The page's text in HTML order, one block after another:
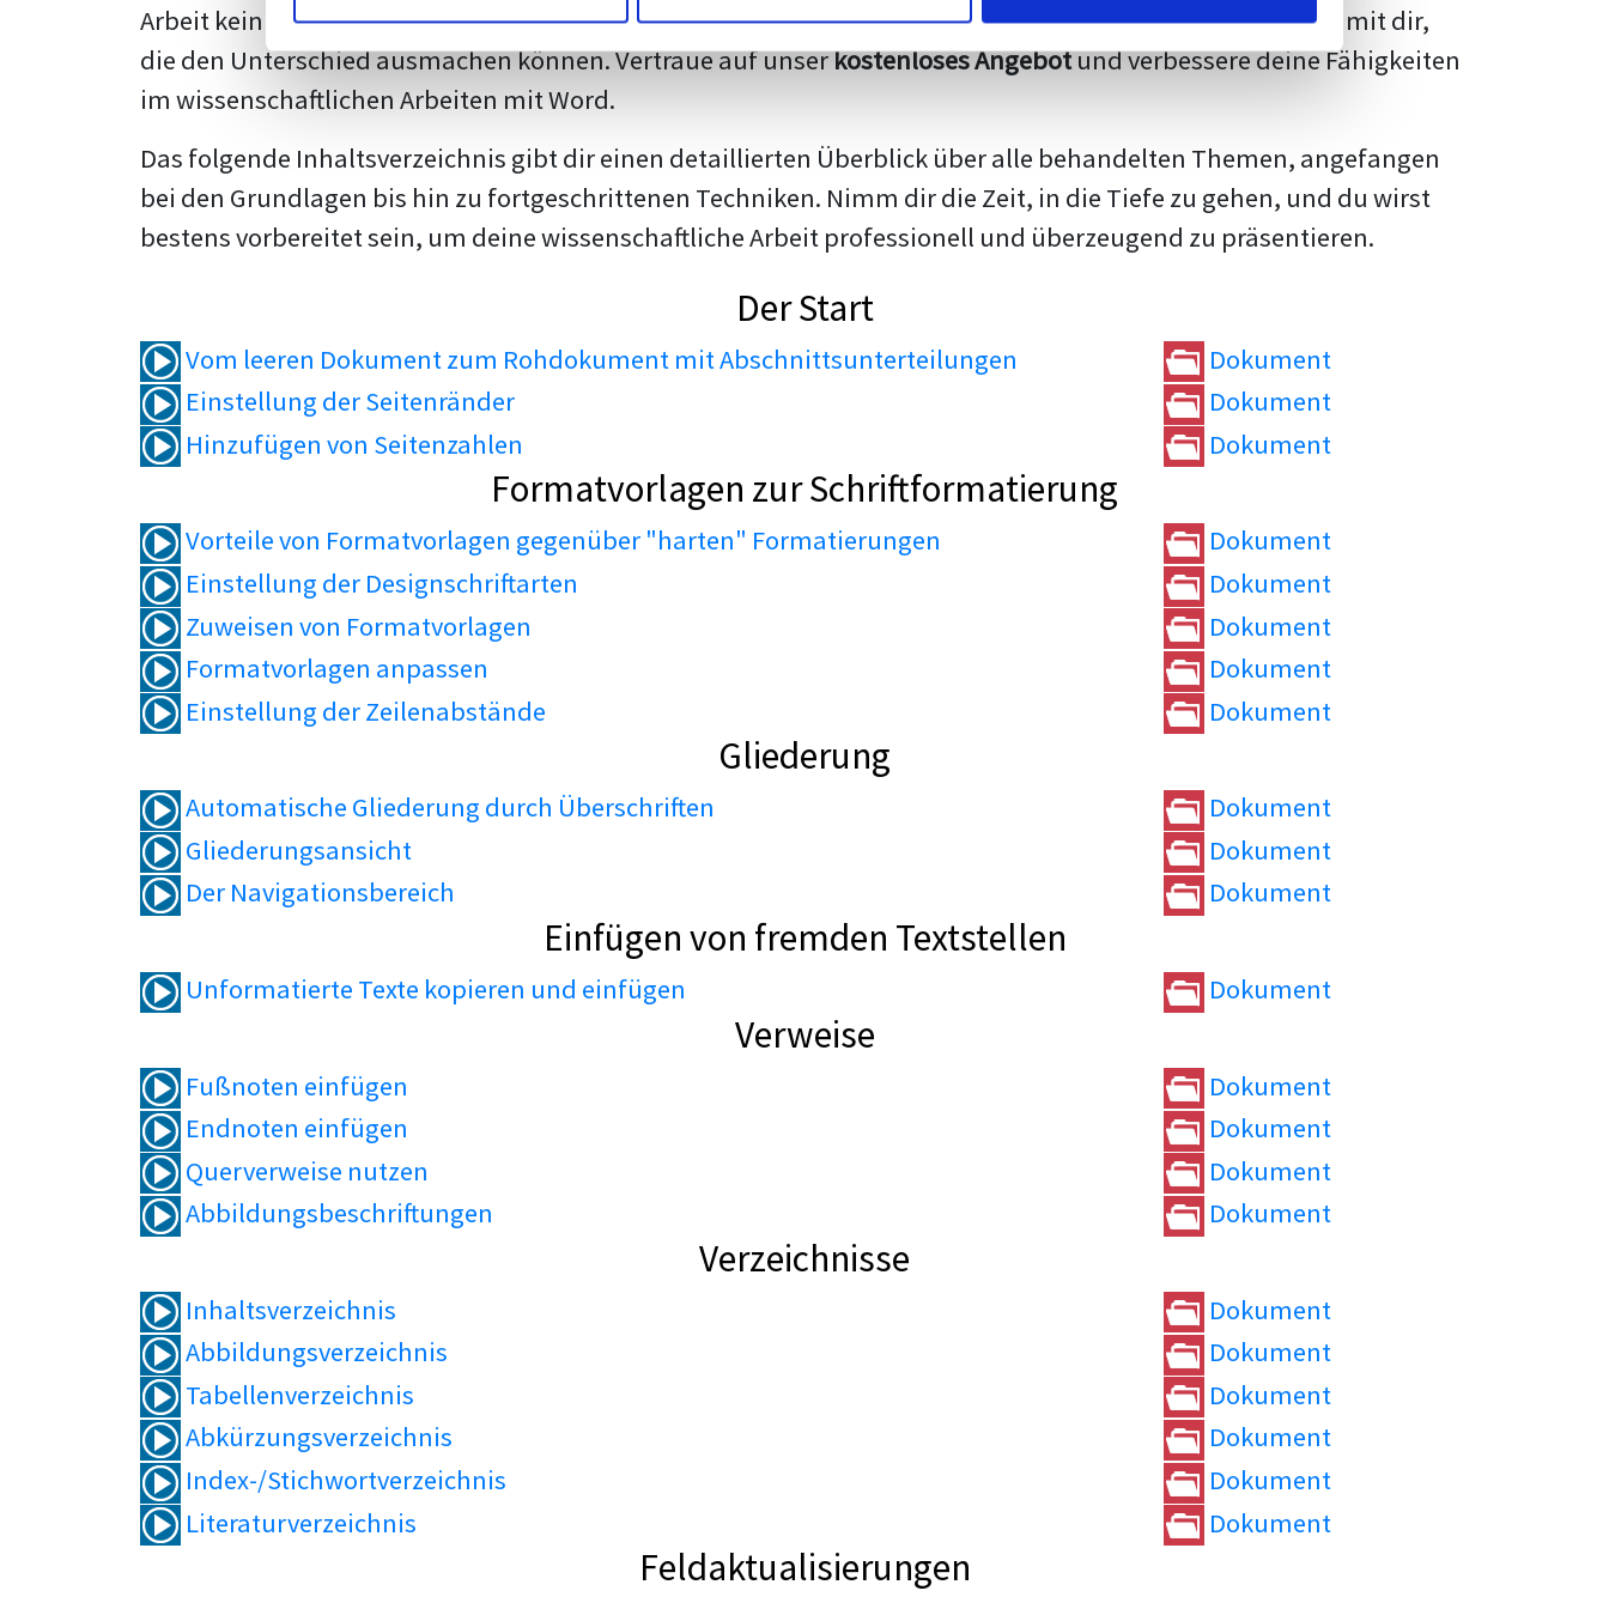
Arbeit kein Problem mehr für dich darstellen. Unsere erfahrenen Trainer teilen wertvolleTipps und Tricks
mit dir,
die den Unterschied ausmachen können. Vertraue auf unserkostenloses Angebotund verbessere deine Fähigkeiten
im wissenschaftlichen Arbeiten mit Word.
Das folgende Inhaltsverzeichnis gibt dir einen detaillierten Überblick über alle behandelten Themen, angefangen
bei den Grundlagen bis hin zu fortgeschrittenen Techniken. Nimm dir die Zeit, in die Tiefe zu gehen, und du wirst
bestens vorbereitet sein, um deine wissenschaftliche Arbeit professionell und überzeugend zu präsentieren.
Der Start
Vom leeren Dokument zum Rohdokument mit Abschnittsunterteilungen
Dokument
Einstellung der Seitenränder
Dokument
Hinzufügen von Seitenzahlen
Dokument
Formatvorlagen zur Schriftformatierung
Vorteile von Formatvorlagen gegenüber "harten" Formatierungen
Dokument
Einstellung der Designschriftarten
Dokument
Zuweisen von Formatvorlagen
Dokument
Formatvorlagen anpassen
Dokument
Einstellung der Zeilenabstände
Dokument
Gliederung
Automatische Gliederung durch Überschriften
Dokument
Gliederungsansicht
Dokument
Der Navigationsbereich
Dokument
Einfügen von fremden Textstellen
Unformatierte Texte kopieren und einfügen Dokument
Verweise
Fußnoten einfügen
Dokument
Endnoten einfügen
Dokument
Querverweise nutzen
Dokument
Abbildungsbeschriftungen
Dokument
Verzeichnisse
Inhaltsverzeichnis
Dokument
Abbildungsverzeichnis
Dokument
Tabellenverzeichnis
Dokument
Abkürzungsverzeichnis
Dokument
Index-/Stichwortverzeichnis
Dokument
Literaturverzeichnis
Dokument
Feldaktualisierungen